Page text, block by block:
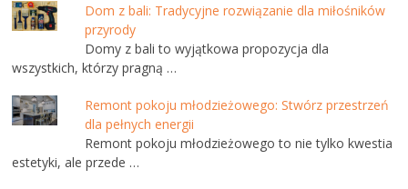
Dom z bali: Tradycyjne rozwiązanie dla miłośników
przyrody
Domy z bali to wyjątkowa propozycja dla
wszystkich, którzy pragną …
Remont pokoju młodzieżowego: Stwórz przestrzeń
dla pełnych energii
Remont pokoju młodzieżowego to nie tylko kwestia
estetyki, ale przede …